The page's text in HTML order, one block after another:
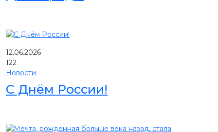
12.06.2026
122
Новости
С Днём России!